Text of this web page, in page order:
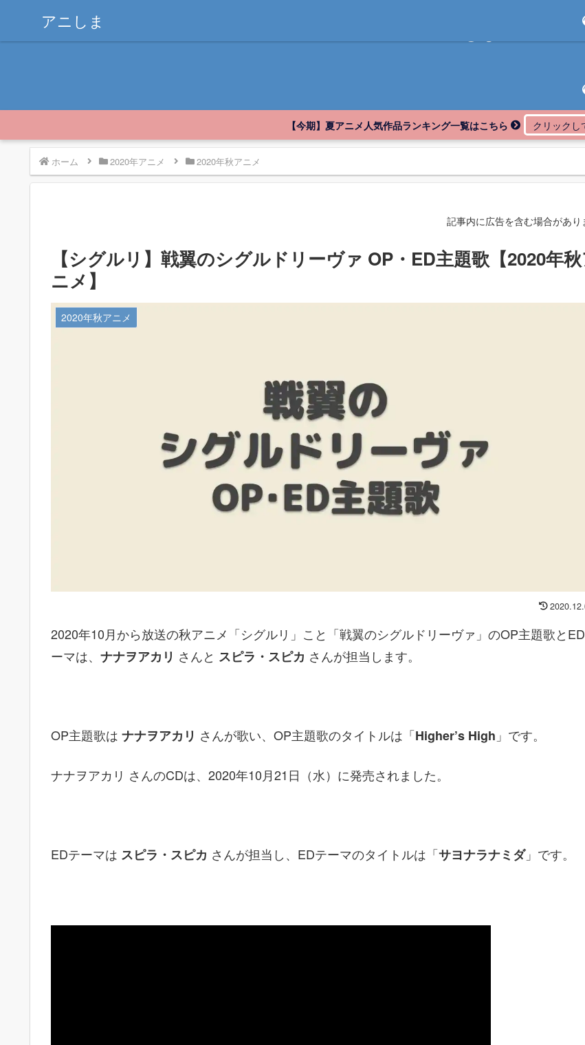
アニしま
【今期】夏アニメ人気作品ランキング一覧はこちら
ホーム 2020年アニメ 2020年秋アニメ
記事内に広告を含む場合があり
【シグルリ】戦翼のシグルドリーヴァ OP・ED主題歌【2020年
ニメ】
2020年秋アニメ
2020年10月から放送の秋アニメ「シグルリ」こと「戦翼のシグルドリーヴァ」のOP主題歌と
ーマは、 ナナヲアカリ さんと スピラ・スピカ さんが担当します。
OP主題歌は ナナヲアカリ さんが歌い、OP主題歌のタイトルは「Higher’s High 」です。
ナナヲアカリ さんのCDは、2020年10月21日（水）に発売されました。
EDテーマは スピラ・スピカ さんが担当し、EDテーマのタイトルは「サヨナラナミダ」です。